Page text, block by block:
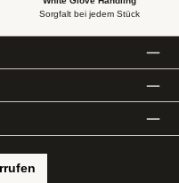
Sorgfalt bei jedem Stück